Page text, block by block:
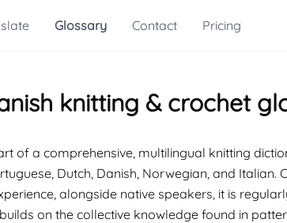
Glossary Contact Pricing
knitting & crochet
of a comprehensive, multilingual knitting
Dutch, Danish, Norwegian, and
alongside native speakers, it is
on the collective knowledge found in